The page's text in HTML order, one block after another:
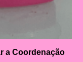
a Coordenação